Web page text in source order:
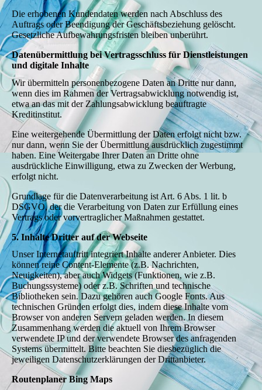
Die erhobenen Kundendaten werden nach Abschluss des
Auftrags oder Beendigung der Geschäftsbeziehung gelöscht.
Gesetzliche Aufbewahrungsfristen bleiben unberührt.
Datenübermittlung bei Vertragsschluss für Dienstleistungen
und digitale Inhalte
Wir übermitteln personenbezogene Daten an Dritte nur dann,
wenn dies im Rahmen der Vertragsabwicklung notwendig ist,
etwa an das mit der Zahlungsabwicklung beauftragte
Kreditinstitut.
Eine weitergehende Übermittlung der Daten erfolgt nicht bzw.
nur dann, wenn Sie der Übermittlung ausdrücklich zugestimmt
haben. Eine Weitergabe Ihrer Daten an Dritte ohne
ausdrückliche Einwilligung, etwa zu Zwecken der Werbung,
erfolgt nicht.
Grundlage für die Datenverarbeitung ist Art. 6 Abs. 1 lit. b
DSGVO, der die Verarbeitung von Daten zur Erfüllung eines
Vertrags oder vorvertraglicher Maßnahmen gestattet.
5. Inhalte Dritter auf der Webseite
Unser Internetauftritt integriert Inhalte anderer Anbieter. Dies
können reine Content-Elemente (z.B. Nachrichten,
Neuigkeiten), aber auch Widgets (Funktionen, wie z.B.
Buchungssysteme) oder z.B. Schriften und technische
Bibliotheken sein. Dazu gehören auch Google Fonts. Aus
technischen Gründen erfolgt dies, indem diese Inhalte vom
Browser von anderen Servern geladen werden. In diesem
Zusammenhang werden die aktuell von Ihrem Browser
verwendete IP und der verwendete Browser des anfragenden
Systems übermittelt. Bitte beachten Sie diesbezüglich die
jeweiligen Datenschutzerklärungen der Drittanbieter.
Routenplaner Bing Maps